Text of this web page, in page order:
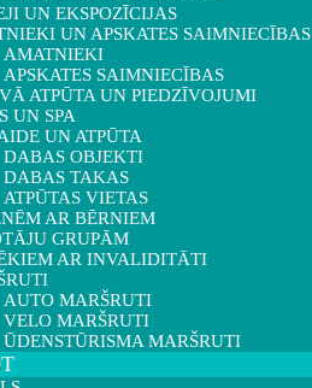
UN EKSPOZĪCIJAS
UN APSKATES SAIMNIECĪBAS
AMATNIEKI
APSKATES SAIMNIECĪBAS
ATPŪTA UN PIEDZĪVOJUMI
UN SPA
UN ATPŪTA
DABAS OBJEKTI
DABAS TAKAS
ATPŪTAS VIETAS
AR BĒRNIEM
GRUPĀM
AR INVALIDITĀTI
AUTO MARŠRUTI
VELO MARŠRUTI
ŪDENSTŪRISMA MARŠRUTI